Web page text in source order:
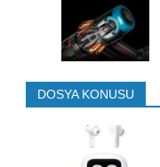
DOSYA KONUSU